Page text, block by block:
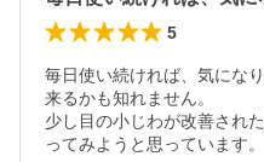
5
毎日使い続ければ、気にな
来るかも知れません。
少し目の小じわが改善され
ってみようと思っています。